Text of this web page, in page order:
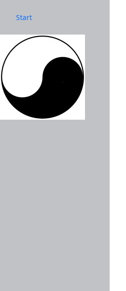
Start